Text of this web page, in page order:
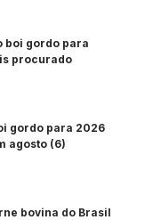
boi gordo para
procurado
gordo para 2026
agosto (6)
bovina do Brasil